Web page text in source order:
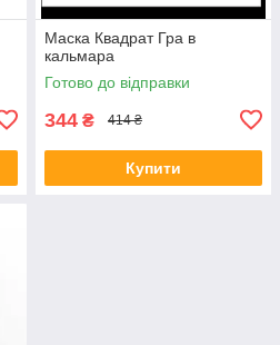
Маска Квадрат Гра в
кальмара
Готово до відправки
344 ₴ 414 ₴
Купити